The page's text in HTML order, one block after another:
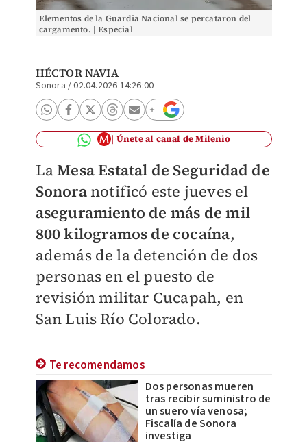
Elementos de la Guardia Nacional se percataron del
cargamento. | Especial
HÉCTOR NAVIA
Sonora /02.04.2026 14:26:00
Únete al canal de Milenio
LaMesa Estatal de Seguridad de
Sonoranotificó este jueves el
aseguramiento de más de mil
800 kilogramos de cocaína,
además de la detención de dos
personas en el puesto de
revisión militar Cucapah, en
San Luis Río Colorado.
Te recomendamos
Dos personas mueren
tras recibir suministro de
un suero vía venosa;
Fiscalía de Sonora
investiga